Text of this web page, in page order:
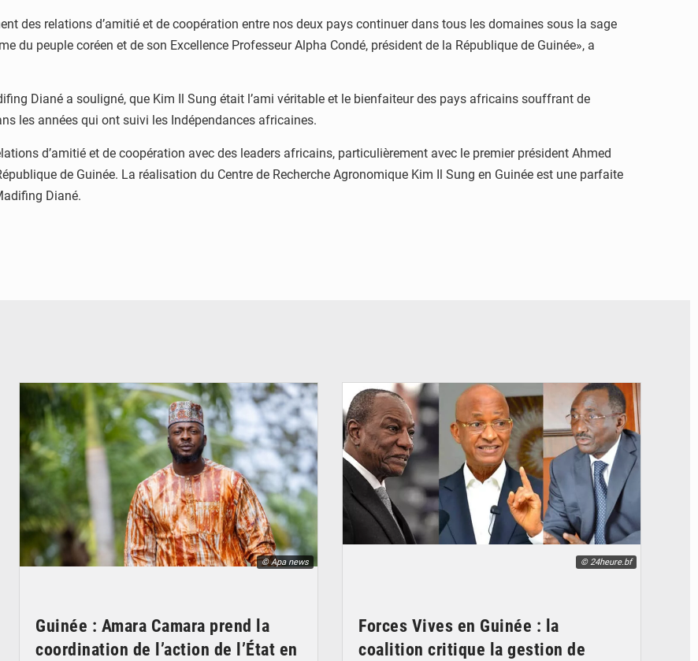
des relations d’amitié et de coopération entre nos deux pays continuer dans tous les domaines sous la sage
du peuple coréen et de son Excellence Professeur Alpha Condé, président de la République de Guinée», a
Diané a souligné, que Kim Il Sung était l’ami véritable et le bienfaiteur des pays africains souffrant de
les années qui ont suivi les Indépendances africaines.
d’amitié et de coopération avec des leaders africains, particulièrement avec le premier président Ahmed
de Guinée. La réalisation du Centre de Recherche Agronomique Kim Il Sung en Guinée est une parfaite
Diané.
© Apa news
Guinée : Amara Camara prend la
coordination de l’action de l’État en
© 24heure.bf
Forces Vives en Guinée : la
coalition critique la gestion de